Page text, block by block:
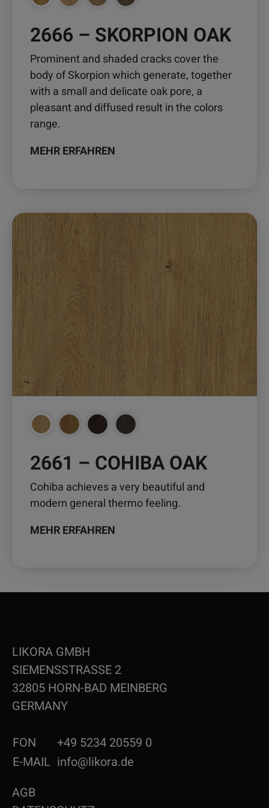
2666 – SKORPION OAK
Prominent and shaded cracks cover the
body of Skorpion which generate, together
with a small and delicate oak pore, a
pleasant and diffused result in the colors
range.
MEHR ERFAHREN
2661 – COHIBA OAK
Cohiba achieves a very beautiful and
modern general thermo feeling.
MEHR ERFAHREN
Dieses
Produkt
weist
mehrere
Varianten
auf.
Die
Optionen
können
auf
der
Produktseite
gewählt
werden
LIKORA GMBH
SIEMENSSTRASSE 2
32805 HORN-BAD MEINBERG
GERMANY
FON
+49 5234 20559 0
E-MAIL info@likora.de
AGB